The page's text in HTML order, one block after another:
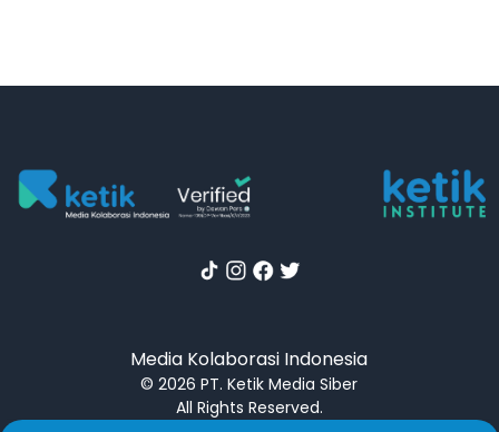
Media Kolaborasi Indonesia
© 2026 PT. Ketik Media Siber
All Rights Reserved.